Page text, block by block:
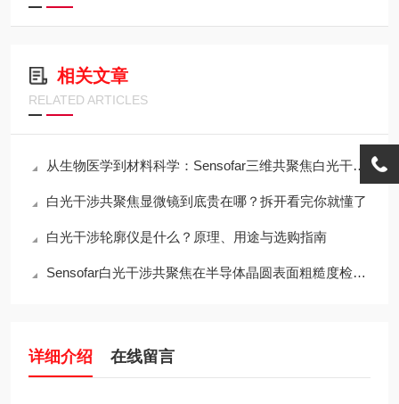
相关文章
RELATED ARTICLES
从生物医学到材料科学：Sensofar三维共聚焦白光干涉仪的跨领域应用传奇
白光干涉共聚焦显微镜到底贵在哪？拆开看完你就懂了
白光干涉轮廓仪是什么？原理、用途与选购指南
Sensofar白光干涉共聚焦在半导体晶圆表面粗糙度检测中的应用与行业标准对标
详细介绍 在线留言